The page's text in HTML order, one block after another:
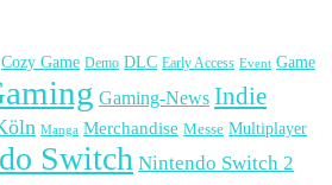
Cozy Game Demo DLC Early Access Event Game
Gaming-News Indie
Manga Merchandise Messe Multiplayer
Switch Nintendo Switch 2